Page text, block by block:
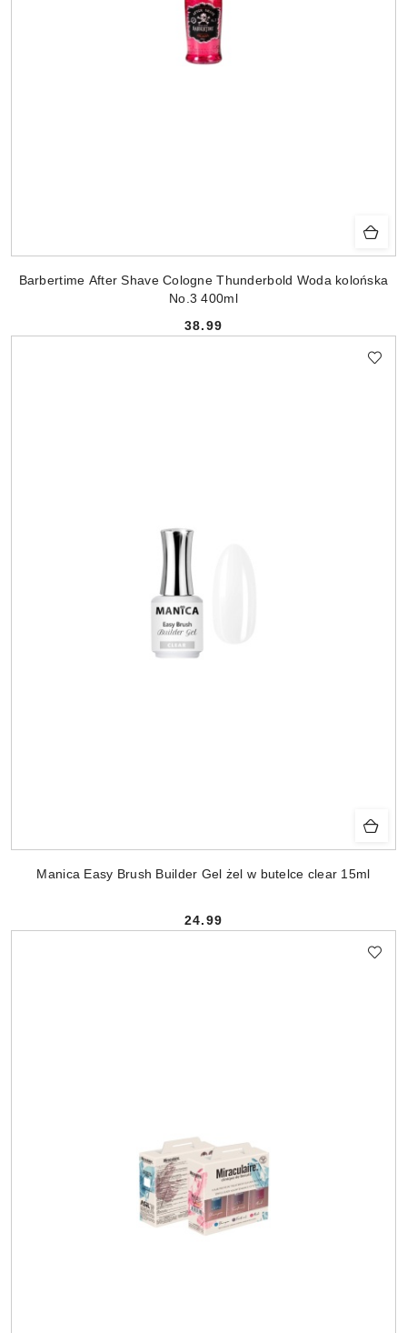
Barbertime After Shave Cologne Thunderbold Woda kolońska
No.3 400ml
Cena:
38.99
Manica Easy Brush Builder Gel żel w butelce clear 15ml
Cena:
24.99